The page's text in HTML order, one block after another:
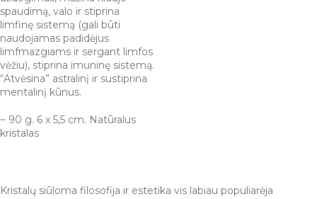
spaudimą, valo ir stiprina
limfinę sistemą (gali būti
naudojamas padidėjus
limfmazgiams ir sergant limfos
vėžiu), stiprina imuninę sistemą.
“Atvėsina” astralinį ir sustiprina
mentalinį kūnus.
~ 90 g. 6 x 5,5 cm. Natūralus
kristalas
Kristalų siūloma filosofija ir estetika vis labiau populiarėja